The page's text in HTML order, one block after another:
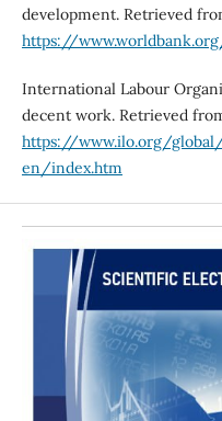
development. Retrieved
https://
International Labour
decent work. Retrieved
https://www.ilo.org/
en/index.htm